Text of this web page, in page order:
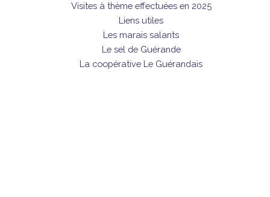
Visites à thème effectuées en 2025
Liens utiles
Les marais salants
Le sel de Guérande
La coopérative Le Guérandais